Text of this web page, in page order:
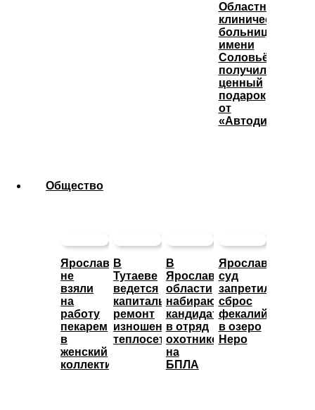
Областная
клиническая
больница
имени
Соловьёва
получила
ценный
подарок
от
«Автодизеля»
Общество
Ярославца
не
взяли
на
работу
пекарем
в
женский
коллектив
В
Тутаеве
ведется
капитальный
ремонт
изношенных
теплосетей
В
Ярославской
области
набирают
кандидатов
в отряд
охотников
на
БПЛА
Ярославский
суд
запретил
сброс
фекалий
в озеро
Неро